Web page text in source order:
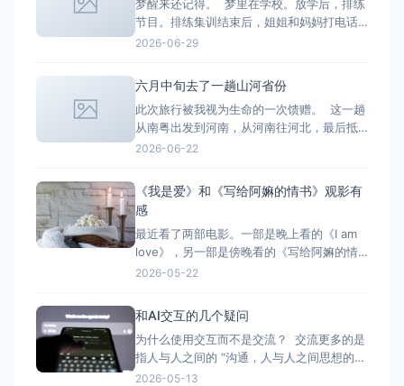
合适的岗位——》再投递的过程中循环。 在
这种循环里的体验
梦醒来还记得。 梦里在学校。放学后，排练
节目。排练集训结束后，姐姐和妈妈打电话
过来要接我。别的女生都说自己走着回家就
演出。上船后，发现同伴们都开始入住了。
我要和一对情侣一个房间，我不大愿意。但
是那个房间很漂亮，
2026-06-29
六月中旬去了一趟山河省份
此次旅行被我视为生命的一次馈赠。 这一趟
从南粤出发到河南，从河南往河北，最后抵
达山西。 这一路收获的体验颇多。同行一路
力。”
2026-06-22
《我是爱》和《写给阿嫲的情书》观影有
感
最近看了两部电影。一部是晚上看的《I am
love》，另一部是傍晚看的《写给阿嫲的情
书》（Dear you）。一部是西方中的“东方”
的爱（在特定的空间和夏天），一种是“悠久
且漫长岁月里”消磨和坚持的爱。一种是爱是
自我表
2026-05-22
和AI交互的几个疑问
为什么使用交互而不是交流？ 交流更多的是
指人与人之间的 “沟通，人与人之间思想的交
流。 对话，人与人之间进行的交谈的形式。
2026-05-13